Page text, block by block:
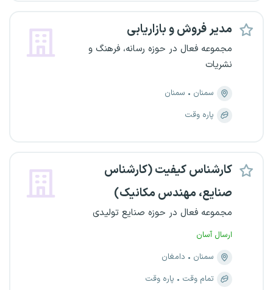
مدیر فروش و بازاریابی
مجموعه فعال در حوزه رسانه، فرهنگ و
نشریات
سمنان
سمنان
پاره وقت
کارشناس کیفیت (کارشناس
صنایع، مهندس مکانیک)
مجموعه فعال در حوزه صنایع تولیدی
ارسال آسان
سمنان
دامغان
تمام وقت
پاره وقت